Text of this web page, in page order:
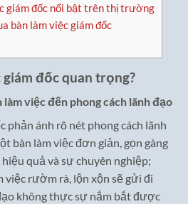
giám đốc nổi bật trên thị trường
bàn làm việc giám đốc
giám đốc quan trọng?
việc đến phong cách lãnh đạo
phản ánh rõ nét phong cách lãnh
bàn làm việc đơn giản, gọn gàng
quả và sự chuyên nghiệp;
việc rườm rà, lộn xộn sẽ gửi đi
không thực sự nắm bắt được